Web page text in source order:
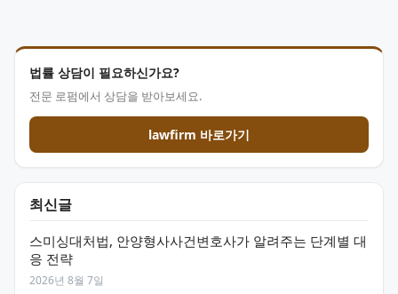
법률 상담이 필요하신가요?
전문 로펌에서 상담을 받아보세요.
lawfirm 바로가기
최신글
스미싱대처법, 안양형사사건변호사가 알려주는 단계별 대
응 전략
2026년 8월 7일